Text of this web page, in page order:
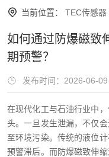
当前位置： TEC传感器
如何通过防爆磁致
期预警？
发布时间：2026-06-09
在现代化工与石油行业中
头。一旦发生泄漏，不仅
至环境污染。传统的液位
预警滞后。而防爆磁致伸